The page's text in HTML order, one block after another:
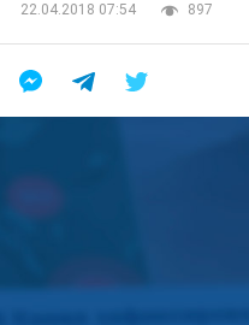
22.04.2018 07:54
897